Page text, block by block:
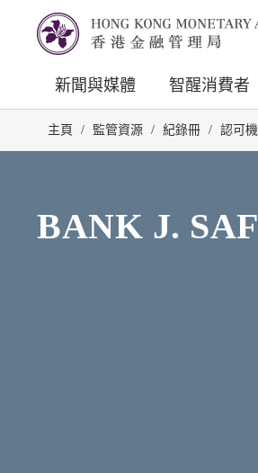
新聞與媒體 智醒消費者
主頁 / 監管資源 / 紀錄冊 / 認可
BANK J.